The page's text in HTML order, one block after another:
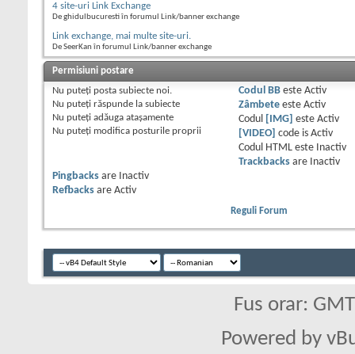
4 site-uri Link Exchange
De ghidulbucuresti în forumul Link/banner exchange
Link exchange, mai multe site-uri.
De SeerKan în forumul Link/banner exchange
Permisiuni postare
Nu puteţi posta subiecte noi.
Nu puteţi răspunde la subiecte
Nu puteţi adăuga ataşamente
Nu puteţi modifica posturile proprii
Codul BBeste Activ
Zâmbeteeste Activ
Codul
[IMG] este Activ
[VIDEO]
code is Activ
Codul HTML este
Inactiv
Trackbacksare
Inactiv
Pingbacks are
Inactiv
Refbacks are Activ
Reguli Forum
Fus orar:
Powered by